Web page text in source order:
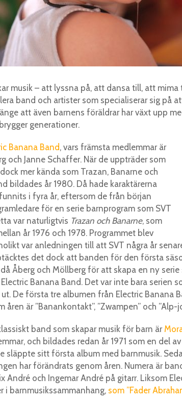
musik – att lyssna på, att dansa till, att
band och artister som specialiserar sig på
att även barnens föräldrar har växt upp
generationer.
Banana Band, vars främsta medlemmar är
och Janne Schaffer. När de uppträder som
mer kända som Trazan, Banarne och
bildades år 1980. Då hade karaktärerna
i fyra år, eftersom de från början
för en serie barnprogram som SVT
var naturligtvis Trazan och Banarne, som
år 1976 och 1978. Programmet blev
var anledningen till att SVT några år
det dock att banden för den första
Åberg och Möllberg för att skapa en ny
Banana Band. Det var inte bara serien
De första tre albumen från Electric Banana
är ”Banankontakt”, ”Zwampen” och ”Alp-
band som skapar musik för barn är
och bildades redan år 1971 som en del
släppte sitt första album med barnmusik.
har förändrats genom åren. Numera är
André och Ingemar André på gitarr. Liksom
i barnmusikssammanhang, som ”Fader